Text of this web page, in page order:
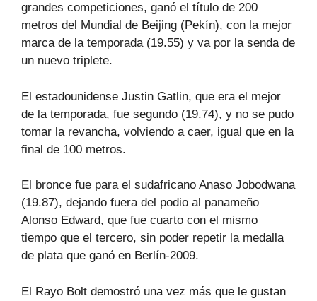
grandes competiciones, ganó el título de 200
metros del Mundial de Beijing (Pekín), con la mejor
marca de la temporada (19.55) y va por la senda de
un nuevo triplete.
El estadounidense Justin Gatlin, que era el mejor
de la temporada, fue segundo (19.74), y no se pudo
tomar la revancha, volviendo a caer, igual que en la
final de 100 metros.
El bronce fue para el sudafricano Anaso Jobodwana
(19.87), dejando fuera del podio al panameño
Alonso Edward, que fue cuarto con el mismo
tiempo que el tercero, sin poder repetir la medalla
de plata que ganó en Berlín-2009.
El Rayo Bolt demostró una vez más que le gustan